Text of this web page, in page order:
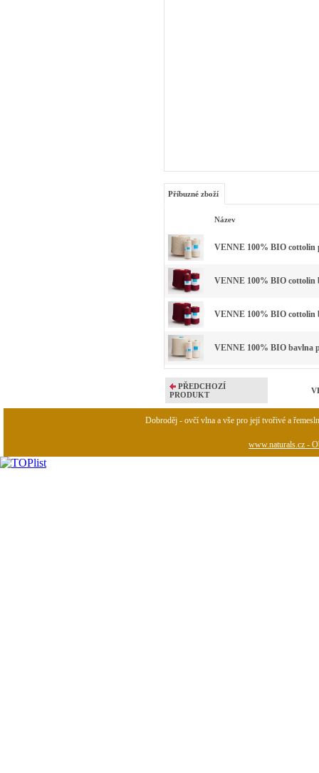
Příbuzné zboží
Název
VENNE 100% BIO cottolin
VENNE 100% BIO cottolin
VENNE 100% BIO cottolin
VENNE 100% BIO bavlna
PŘEDCHOZÍ
PRODUKT
Dobroděj - ovčí vlna a vše pro její tvořivé a
www.naturals.cz -